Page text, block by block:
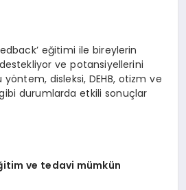
eğitimi ile bireylerin
ve potansiyellerini
yöntem, disleksi, DEHB, otizm ve
durumlarda etkili sonuçlar
ve tedavi mümkün